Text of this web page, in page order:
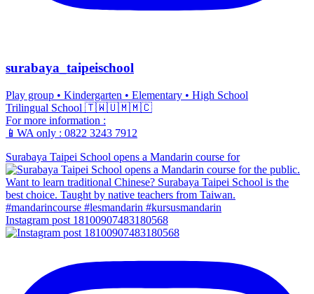
surabaya_taipeischool
Play group • Kindergarten • Elementary • High School
Trilingual School 🇹🇼🇺🇲🇲🇨
For more information :
📱WA only : 0822 3243 7912
Surabaya Taipei School opens a Mandarin course for
Instagram post 18100907483180568